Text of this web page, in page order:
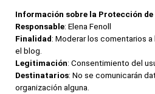
Información sobre la Protección de
Responsable: Elena Fenoll
Finalidad: Moderar los comentarios
el blog.
Legitimación: Consentimiento del
Destinatarios: No se comunicarán
organización alguna.